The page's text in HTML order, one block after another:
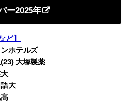
ー2025年
ど】
ホテルズ
大塚製薬
大